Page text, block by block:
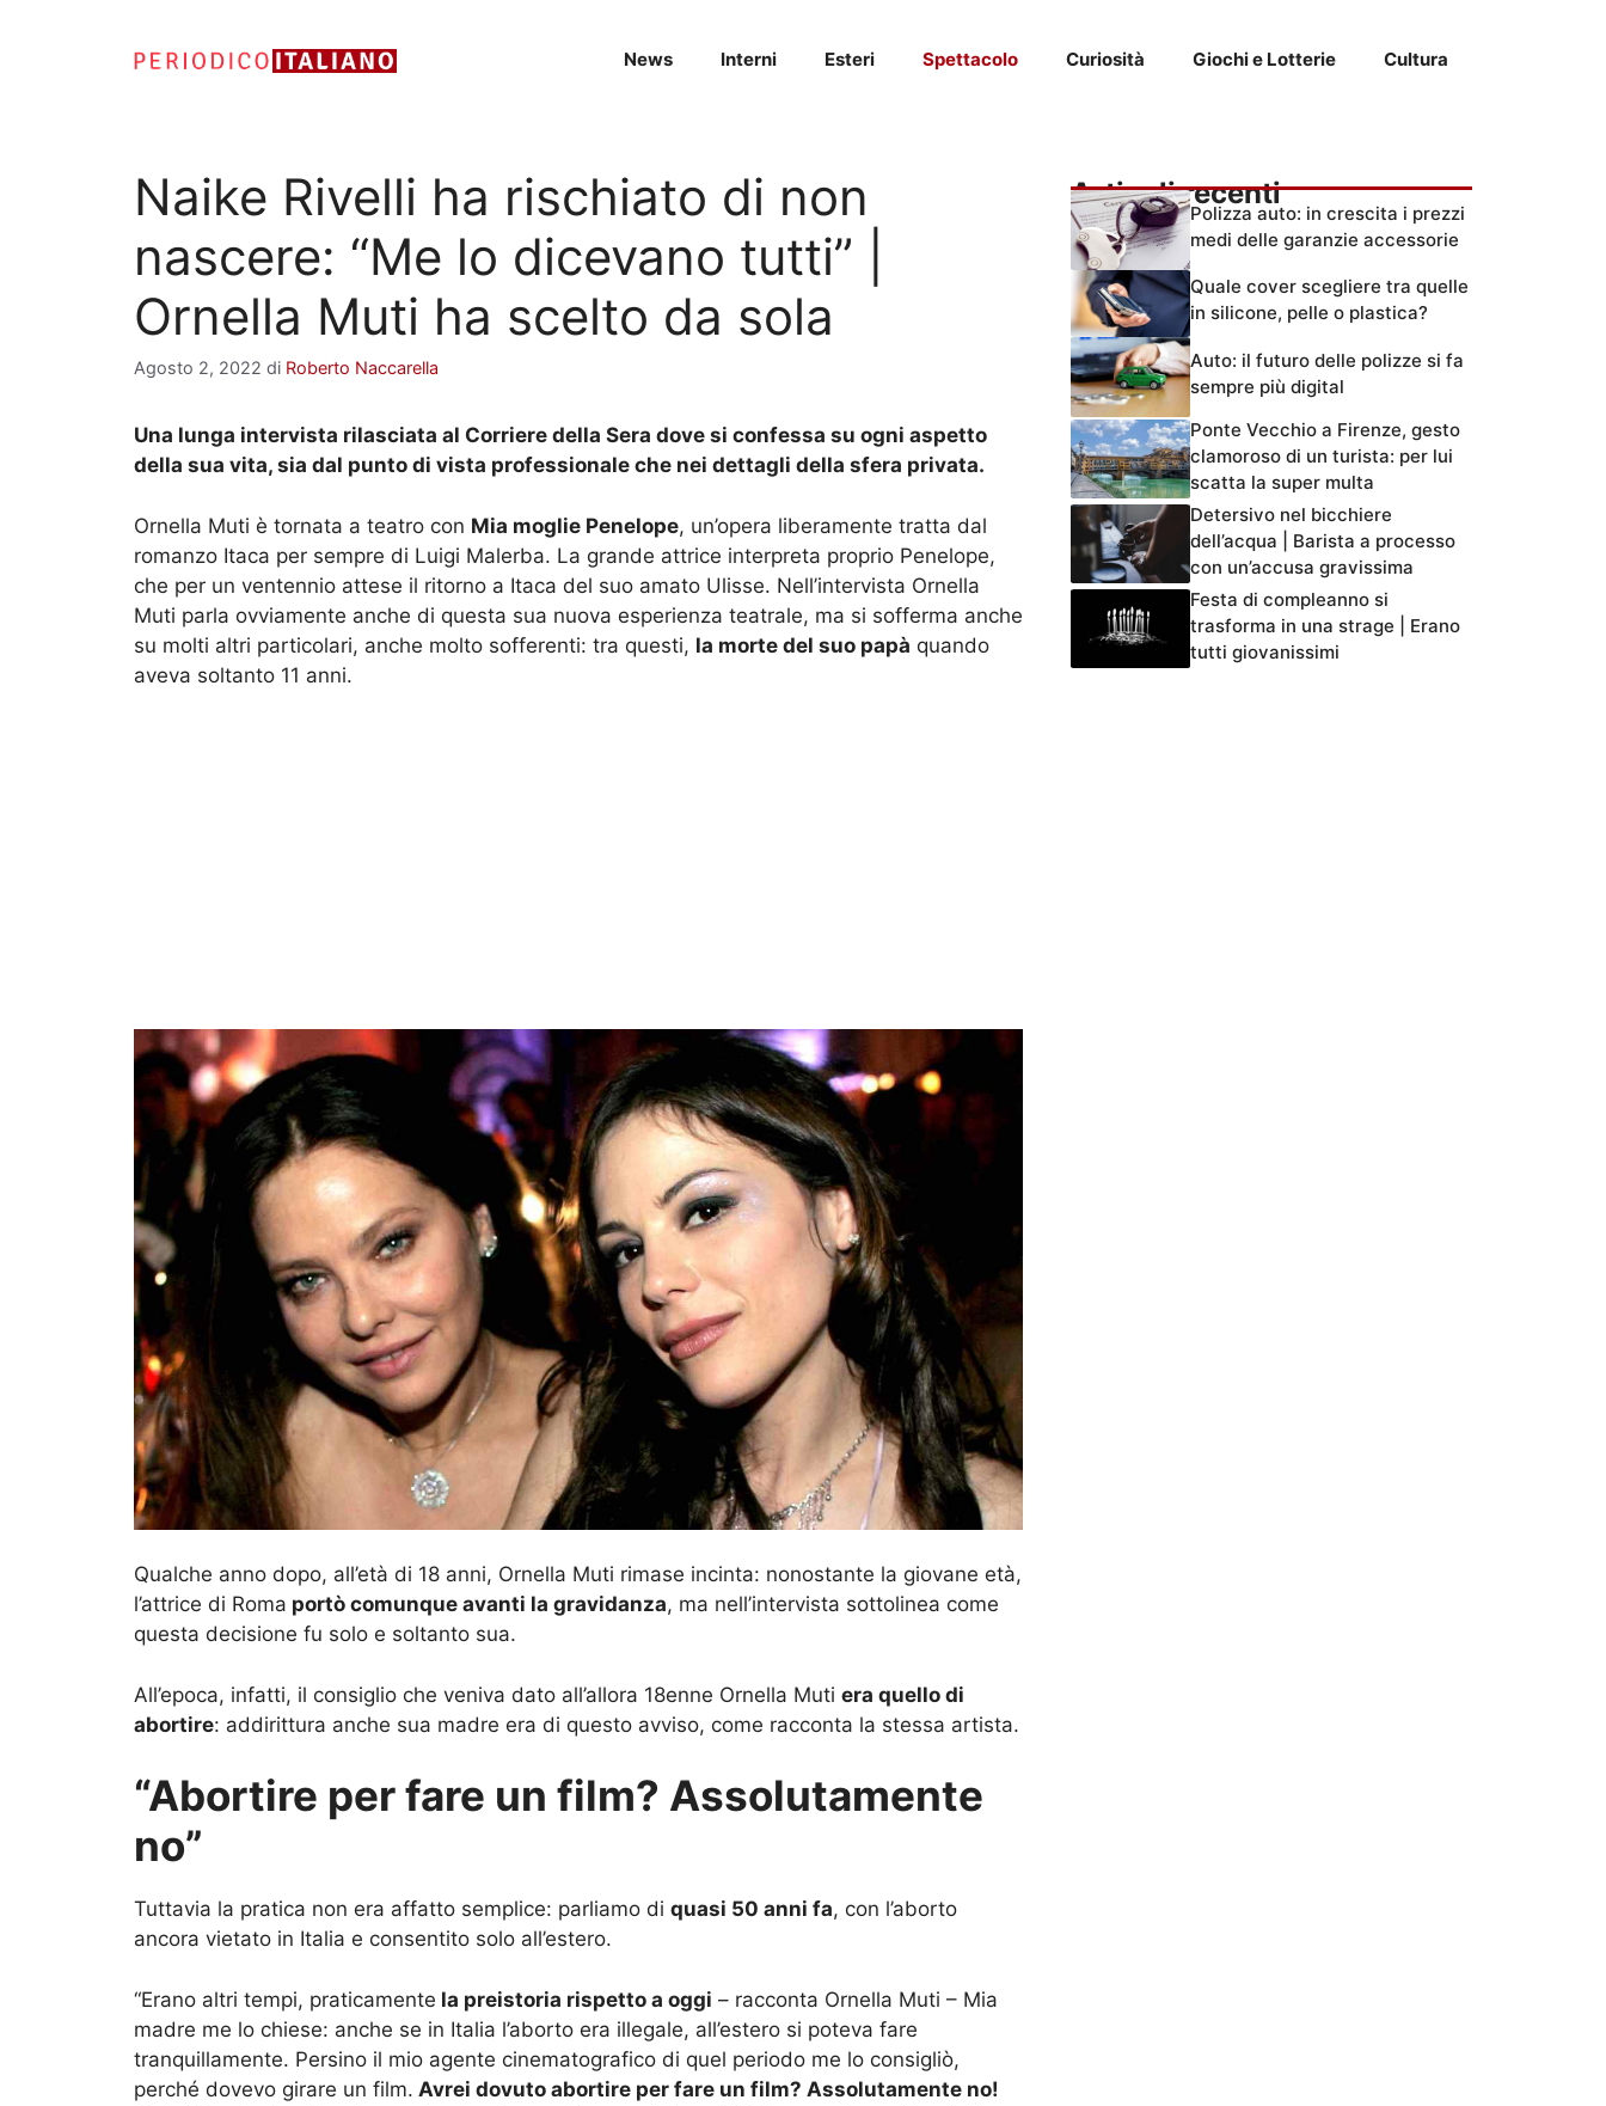
News Interni Esteri Spettacolo Curiosità Giochi e Lotterie Cultura
Naike Rivelli ha rischiato di non
nascere: “Me lo dicevano tutti” |
Ornella Muti ha scelto da sola
Agosto 2, 2022 di Roberto Naccarella
Una lunga intervista rilasciata al Corriere della Sera dove si confessa su ogni aspetto
della sua vita, sia dal punto di vista professionale che nei dettagli della sfera privata.
Ornella Muti è tornata a teatro con Mia moglie Penelope, un’opera liberamente tratta dal
romanzo Itaca per sempre di Luigi Malerba. La grande attrice interpreta proprio Penelope,
che per un ventennio attese il ritorno a Itaca del suo amato Ulisse. Nell’intervista Ornella
Muti parla ovviamente anche di questa sua nuova esperienza teatrale, ma si sofferma anche
su molti altri particolari, anche molto sofferenti: tra questi, la morte del suo papà quando
aveva soltanto 11 anni.
Qualche anno dopo, all’età di 18 anni, Ornella Muti rimase incinta: nonostante la giovane età,
l’attrice di Roma portò comunque avanti la gravidanza, ma nell’intervista sottolinea come
questa decisione fu solo e soltanto sua.
All’epoca, infatti, il consiglio che veniva dato all’allora 18enne Ornella Muti era quello di
abortire: addirittura anche sua madre era di questo avviso, come racconta la stessa artista.
“Abortire per fare un film? Assolutamente
no”
Tuttavia la pratica non era affatto semplice: parliamo di quasi 50 anni fa, con l’aborto
ancora vietato in Italia e consentito solo all’estero.
“Erano altri tempi, praticamente la preistoria rispetto a oggi – racconta Ornella Muti – Mia
madre me lo chiese: anche se in Italia l’aborto era illegale, all’estero si poteva fare
tranquillamente. Persino il mio agente cinematografico di quel periodo me lo consigliò,
perché dovevo girare un film. Avrei dovuto abortire per fare un film? Assolutamente no!
Articoli recenti
Polizza auto: in crescita i prezzi
medi delle garanzie accessorie
Quale cover scegliere tra quelle
in silicone, pelle o plastica?
Auto: il futuro delle polizze si fa
sempre più digital
Ponte Vecchio a Firenze, gesto
clamoroso di un turista: per lui
scatta la super multa
Detersivo nel bicchiere
dell’acqua | Barista a processo
con un’accusa gravissima
Festa di compleanno si
trasforma in una strage | Erano
tutti giovanissimi